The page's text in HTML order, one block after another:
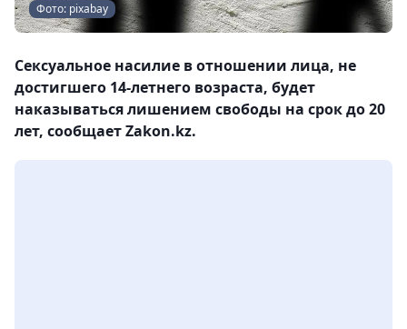
Фото: pixabay
Сексуальное насилие в отношении лица, не
достигшего 14-летнего возраста, будет
наказываться лишением свободы на срок до 20
лет, сообщает Zakon.kz.